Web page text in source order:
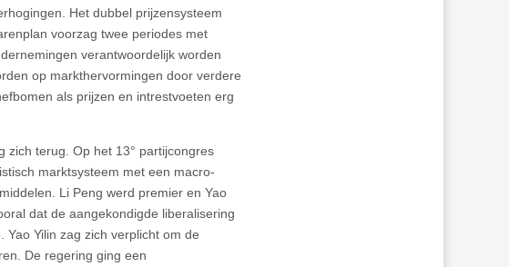
Het dubbel prijzensysteem
voorzag twee periodes met
verantwoordelijk worden
op markthervormingen door verdere
als prijzen en intrestvoeten erg
zich terug. Op het 13° partijcongres
marktsysteem met een macro-
Li Peng werd premier en Yao
dat de aangekondigde liberalisering
Yilin zag zich verplicht om de
De regering ging een